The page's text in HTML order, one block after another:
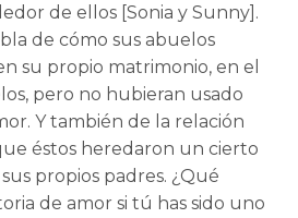
de ellos [Sonia y Sunny].
de cómo sus abuelos
su propio matrimonio, en el
pero no hubieran usado
Y también de la relación
éstos heredaron un cierto
propios padres. ¿Qué
de amor si tú has sido uno